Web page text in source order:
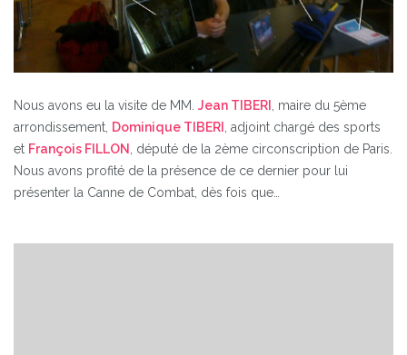
Nous avons eu la visite de MM. Jean TIBERI
, maire du 5ème
arrondissement, Dominique TIBERI
, adjoint chargé des sports
et François FILLON
, député de la 2ème circonscription de Paris.
Nous avons profité de la présence de ce dernier pour lui
présenter la Canne de Combat, dès fois que…